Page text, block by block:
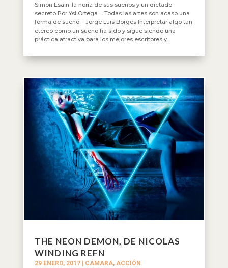
Simón Esain: la noria de sus sueños y un dictado
secreto Por Ysi Ortega . . Todas las artes son acaso una
forma de sueño. - Jorge Luis Borges Interpretar algo tan
etéreo como un sueño ha sido y sigue siendo una
práctica atractiva para los mejores escritores y...
THE NEON DEMON, DE NICOLAS
WINDING REFN
29 ENERO, 2017| CÁMARA, ACCIÓN